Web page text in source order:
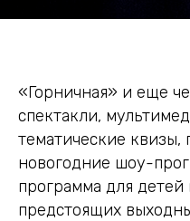
«Горничная» и еще
спектакли,
тематические
новогодние шоу-
программа для
предстоящих